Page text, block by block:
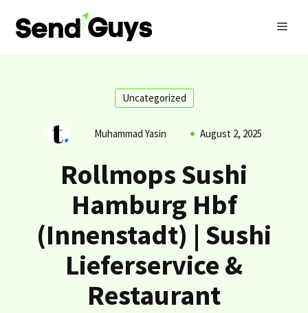
Uncategorized
Muhammad Yasin August 2, 2025
Rollmops Sushi
Hamburg Hbf
(Innenstadt) | Sushi
Lieferservice &
Restaurant